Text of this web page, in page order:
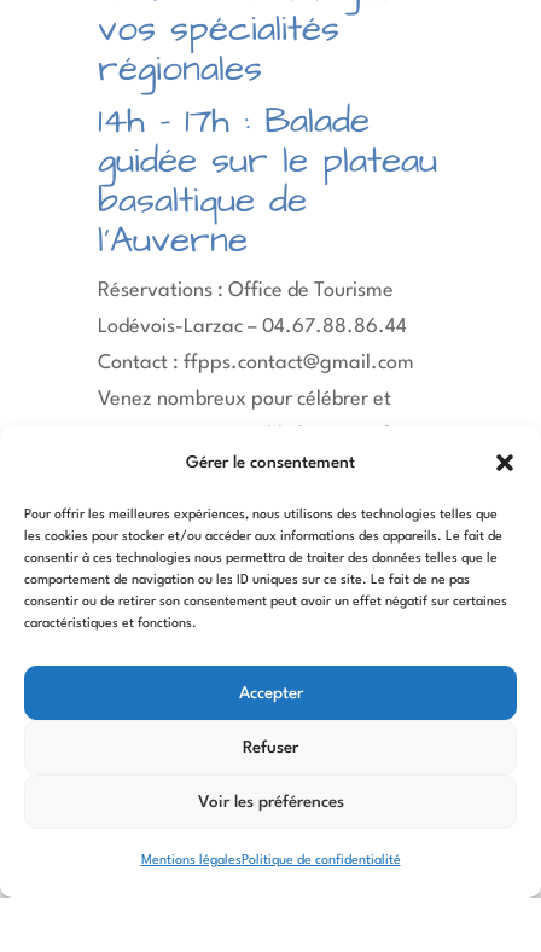
Gérer le consentement
Pour offrir les meilleures expériences, nous utilisons des technologies telles que
les cookies pour stocker et/ou accéder aux informations des appareils. Le fait de
consentir à ces technologies nous permettra de traiter des données telles que le
comportement de navigation ou les ID uniques sur ce site. Le fait de ne pas
consentir ou de retirer son consentement peut avoir un effet négatif sur certaines
caractéristiques et fonctions.
Accepter
Refuser
Voir les préférences
Mentions légalesPolitique de confidentialité
vos spécialités
régionales
14h – 17h : Balade
guidée sur le plateau
basaltique de
l’Auverne
Réservations : Office de Tourisme
Lodévois-Larzac – 04.67.88.86.44
Contact : ffpps.contact@gmail.com
Venez nombreux pour célébrer et
de la pierre sèche !
Crédit photo : Assemblée générale et
colloque “De la pierre au parfum”
mars 2025 à Vence et Grasse – (c)
Fred Gaillard
Téélcharger le programme